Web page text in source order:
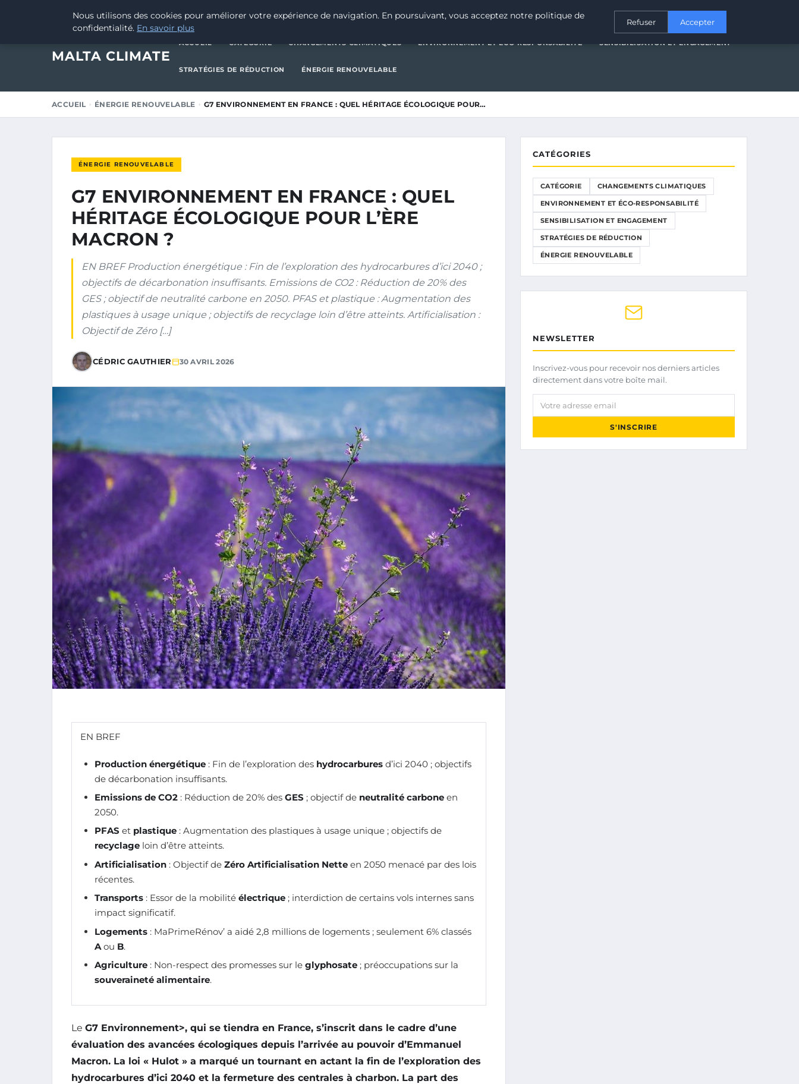
30 AVRIL 2026 CATÉGORIE CHANGEMENTS CLIMATIQUES ENVIRONNEMENT ET ÉCO-RESPONSABILITÉSENSIBILISATION ET ENGAGEMENT
MALTA CLIMATE
ACCUEIL CATÉGORIE CHANGEMENTS CLIMATIQUES ENVIRONNEMENT ET ÉCO-RESPONSABILITÉ SENSIBILISATION ET ENGAGEMENT
STRATÉGIES DE RÉDUCTION ÉNERGIE RENOUVELABLE
ACCUEIL ÉNERGIE RENOUVELABLE G7 ENVIRONNEMENT EN FRANCE : QUEL HÉRITAGE ÉCOLOGIQUE POUR…
ÉNERGIE RENOUVELABLE
G7 ENVIRONNEMENT EN FRANCE : QUEL
HÉRITAGE ÉCOLOGIQUE POUR L’ÈRE
MACRON ?
EN BREF Production énergétique : Fin de l’exploration des hydrocarbures d’ici 2040 ;
objectifs de décarbonation insuffisants. Emissions de CO2 : Réduction de 20% des
GES ; objectif de neutralité carbone en 2050. PFAS et plastique : Augmentation des
plastiques à usage unique ; objectifs de recyclage loin d’être atteints. Artificialisation :
Objectif de Zéro […]
CÉDRIC GAUTHIER 30 AVRIL 2026
EN BREF
Production énergétique : Fin de l’exploration des hydrocarbures d’ici 2040 ; objectifs
de décarbonation insuffisants.
Emissions de CO2 : Réduction de 20% des GES ; objectif de neutralité carbone en
2050.
PFAS et plastique : Augmentation des plastiques à usage unique ; objectifs de
recyclage loin d’être atteints.
Artificialisation : Objectif de Zéro Artificialisation Nette en 2050 menacé par des lois
récentes.
Transports : Essor de la mobilité électrique ; interdiction de certains vols internes sans
impact significatif.
Logements : MaPrimeRénov’ a aidé 2,8 millions de logements ; seulement 6% classés
A ou B.
Agriculture : Non-respect des promesses sur le glyphosate ; préoccupations sur la
souveraineté alimentaire.
Le G7 Environnement>, qui se tiendra en France, s’inscrit dans le cadre d’une
évaluation des avancées écologiques depuis l’arrivée au pouvoir d’Emmanuel
Macron. La loi « Hulot » a marqué un tournant en actant la fin de l’exploration des
hydrocarbures d’ici 2040 et la fermeture des centrales à charbon. La part des
CATÉGORIES
CATÉGORIE CHANGEMENTS CLIMATIQUES
ENVIRONNEMENT ET ÉCO-RESPONSABILITÉ
SENSIBILISATION ET ENGAGEMENT
STRATÉGIES DE RÉDUCTION
ÉNERGIE RENOUVELABLE
NEWSLETTER
Inscrivez-vous pour recevoir nos derniers articles
directement dans votre boîte mail.
Votre adresse email
S'INSCRIRE
Nous utilisons des cookies pour améliorer votre expérience de navigation. En poursuivant, vous acceptez notre politique de
confidentialité. En savoir plus
Refuser Accepter